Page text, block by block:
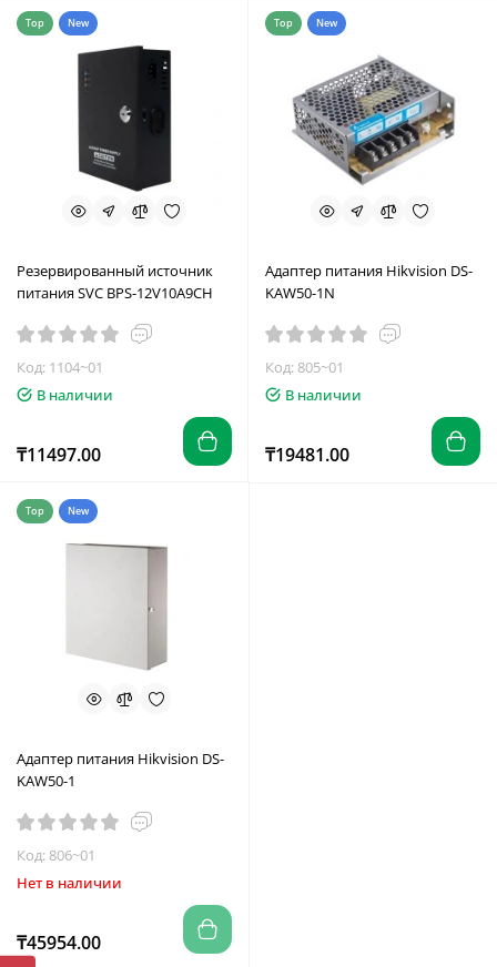
Top New
Резервированный источник
питания SVC BPS-12V10A9CH
Код: 1104~01
В наличии
₸11497.00
Top New
Адаптер питания Hikvision DS-
KAW50-1N
Код: 805~01
В наличии
₸19481.00
Top New
Адаптер питания Hikvision DS-
KAW50-1
Код: 806~01
Нет в наличии
₸45954.00